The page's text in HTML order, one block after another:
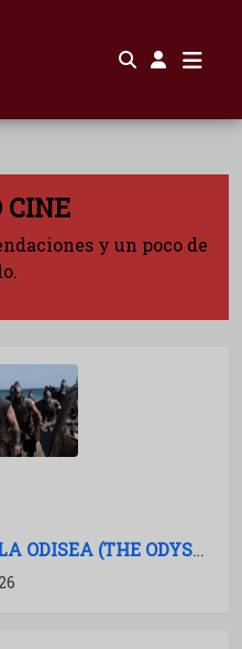
CINE
y un poco de
CRÍTICA Y ANÁLISIS DE LA ODISEA (THE ODYSSEY): NOLAN A TODA POTENCIA